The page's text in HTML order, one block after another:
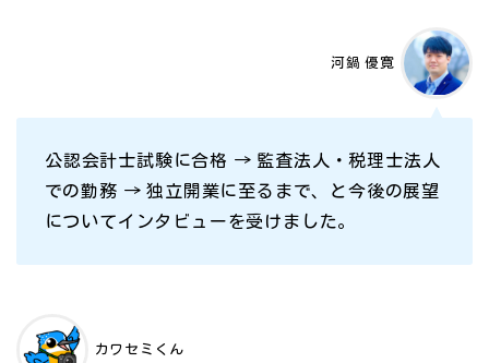
河鍋 優寛
公認会計士試験に合格 → 監査法人・税理士法人
での勤務 → 独立開業に至るまで、と今後の展望
についてインタビューを受けました。
カワセミくん